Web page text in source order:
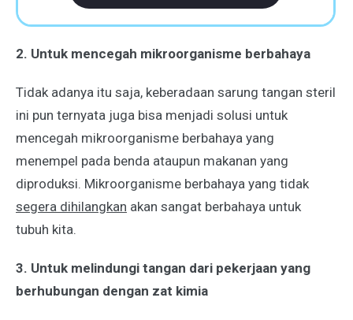
2. Untuk mencegah mikroorganisme berbahaya
Tidak adanya itu saja, keberadaan sarung tangan steril
ini pun ternyata juga bisa menjadi solusi untuk
mencegah mikroorganisme berbahaya yang
menempel pada benda ataupun makanan yang
diproduksi. Mikroorganisme berbahaya yang tidak
segera dihilangkan akan sangat berbahaya untuk
tubuh kita.
3. Untuk melindungi tangan dari pekerjaan yang
berhubungan dengan zat kimia